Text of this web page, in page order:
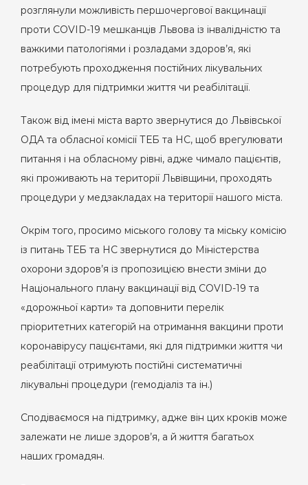
розглянули можливість першочергової вакцинації
проти COVID-19 мешканців Львова із інвалідністю та
важкими патологіями і розладами здоров’я, які
потребують проходження постійних лікувальних
процедур для підтримки життя чи реабілітації.
Також від імені міста варто звернутися до Львівської
ОДА та обласної комісії ТЕБ та НС, щоб врегулювати
питання і на обласному рівні, адже чимало пацієнтів,
які проживають на території Львівщини, проходять
процедури у медзакладах на території нашого міста.
Окрім того, просимо міського голову та міську комісію
із питань ТЕБ та НС звернутися до Міністерства
охорони здоров’я із пропозицією внести зміни до
Національного плану вакцинації від COVID-19 та
«дорожньої карти» та доповнити перелік
пріоритетних категорій на отримання вакцини проти
коронавірусу пацієнтами, які для підтримки життя чи
реабілітації отримують постійні систематичні
лікувальні процедури (гемодіаліз та ін.)
Сподіваємося на підтримку, адже він цих кроків може
залежати не лише здоров’я, а й життя багатьох
наших громадян.